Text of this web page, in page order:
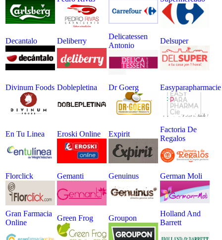
Decantalo Deliberry
Delicatessen
Antonio
Delsuper
Divinum Foods Doblepletina Dr Goerg Easyparapharmacie
En Tu Linea Eroski Online Expirit
Factoria De
Regalos
Florclick Gemanti Genuinus German Moli
Gran Farmacia
Online
Green Frog Groupon
Holland And
Barrett